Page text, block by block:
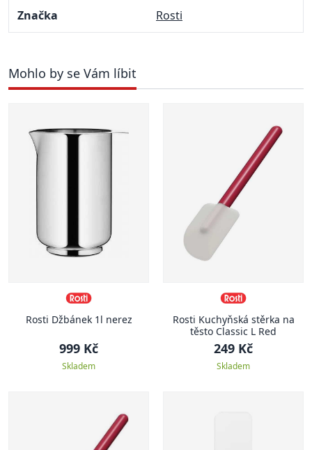
Značka Rosti
Mohlo by se Vám líbit
Rosti Džbánek 1l nerez
999 Kč
Skladem
Rosti Kuchyňská stěrka na
těsto Classic L Red
249 Kč
Skladem